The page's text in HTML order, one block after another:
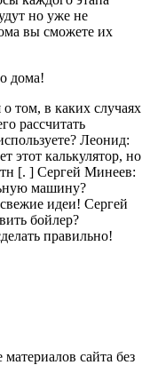
но уже не
вы сможете их
дома!
том, в каких случаях
рассчитать
Леонид:
этот калькулятор, но
[. ] Сергей Минеев:
машину?
идеи! Сергей
бойлер?
правильно!
сайта без